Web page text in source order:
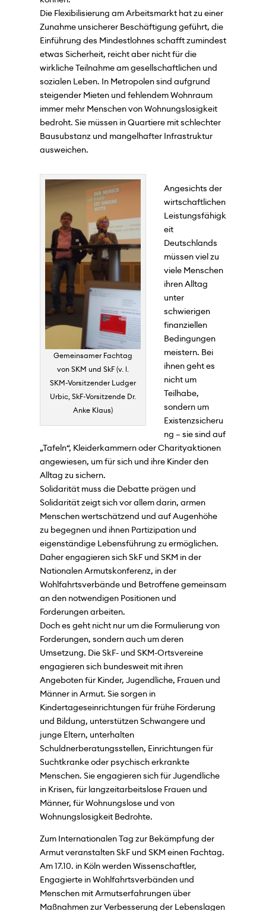
Die Flexibilisierung am Arbeitsmarkt hat zu einer
Zunahme unsicherer Beschäftigung geführt, die
Einführung des Mindestlohnes schafft zumindest
etwas Sicherheit, reicht aber nicht für die
wirkliche Teilnahme am gesellschaftlichen und
sozialen Leben. In Metropolen sind aufgrund
steigender Mieten und fehlendem Wohnraum
immer mehr Menschen von Wohnungslosigkeit
bedroht. Sie müssen in Quartiere mit schlechter
Bausubstanz und mangelhafter Infrastruktur
ausweichen.
Gemeinsamer Fachtag
von SKM und SkF (v. l.
SKM-Vorsitzender Ludger
Urbic, SkF-Vorsitzende Dr.
Anke Klaus)
Angesichts der
wirtschaftlichen
Leistungsfähigk
eit
Deutschlands
müssen viel zu
viele Menschen
ihren Alltag
unter
schwierigen
finanziellen
Bedingungen
meistern. Bei
ihnen geht es
nicht um
Teilhabe,
sondern um
Existenzsicheru
ng – sie sind auf
„Tafeln“, Kleiderkammern oder Charityaktionen
angewiesen, um für sich und ihre Kinder den
Alltag zu sichern.
Solidarität muss die Debatte prägen und
Solidarität zeigt sich vor allem darin, armen
Menschen wertschätzend und auf Augenhöhe
zu begegnen und ihnen Partizipation und
eigenständige Lebensführung zu ermöglichen.
Daher engagieren sich SkF und SKM in der
Nationalen Armutskonferenz, in der
Wohlfahrtsverbände und Betroffene gemeinsam
an den notwendigen Positionen und
Forderungen arbeiten.
Doch es geht nicht nur um die Formulierung von
Forderungen, sondern auch um deren
Umsetzung. Die SkF- und SKM-Ortsvereine
engagieren sich bundesweit mit ihren
Angeboten für Kinder, Jugendliche, Frauen und
Männer in Armut. Sie sorgen in
Kindertageseinrichtungen für frühe Förderung
und Bildung, unterstützen Schwangere und
junge Eltern, unterhalten
Schuldnerberatungsstellen, Einrichtungen für
Suchtkranke oder psychisch erkrankte
Menschen. Sie engagieren sich für Jugendliche
in Krisen, für langzeitarbeitslose Frauen und
Männer, für Wohnungslose und von
Wohnungslosigkeit Bedrohte.
Zum Internationalen Tag zur Bekämpfung der
Armut veranstalten SkF und SKM einen Fachtag.
Am 17.10. in Köln werden Wissenschaftler,
Engagierte in Wohlfahrtsverbänden und
Menschen mit Armutserfahrungen über
Maßnahmen zur Verbesserung der Lebenslagen